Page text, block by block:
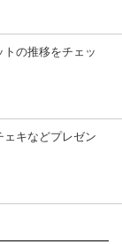
の推移をチェッ
キなどプレゼン